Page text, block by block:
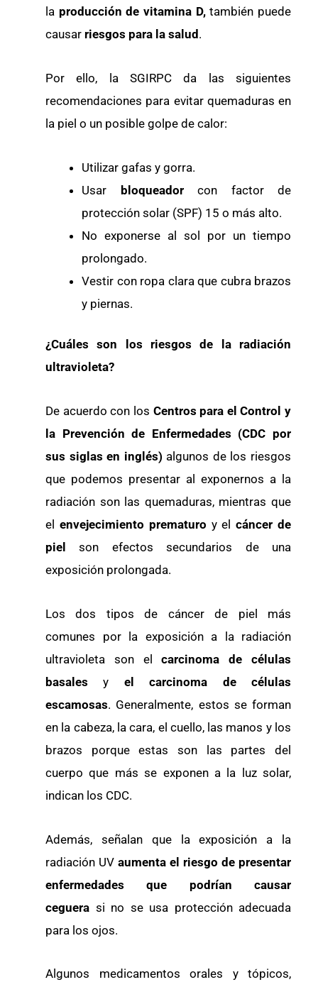
la producción de vitamina D,también puede
causar riesgos para la salud .
Por ello, la SGIRPC da las siguientes
recomendaciones para evitar quemaduras en
la piel o un posible golpe de calor:
Utilizar gafas y gorra.
Usar bloqueadorcon factor de
protección solar (SPF) 15 o más alto.
No exponerse al sol por un tiempo
prolongado.
Vestir con ropa clara que cubra brazos
y piernas.
¿Cuáles son los riesgos de la radiación
ultravioleta?
De acuerdo con los Centros para el Control y
la Prevención de Enfermedades (CDC por
sus siglas en inglés) algunos de los riesgos
que podemos presentar al exponernos a la
radiación son las quemaduras, mientras que
el envejecimiento prematuro y elcáncer de
pielson efectos secundarios de una
exposición prolongada.
Los dos tipos de cáncer de piel más
comunes por la exposición a la radiación
ultravioleta son elcarcinoma de células
basales y el carcinoma de células
escamosas. Generalmente, estos se forman
en la cabeza, la cara, el cuello, las manos y los
brazos porque estas son las partes del
cuerpo que más se exponen a la luz solar,
indican los CDC.
Además, señalan que la exposición a la
radiación UV aumenta el riesgo de presentar
enfermedades que podrían causar
ceguera si no se usa protección adecuada
para los ojos.
Algunos medicamentos orales y tópicos,